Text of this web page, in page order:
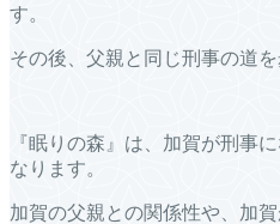
す。
その後、父親と同じ刑事の道を
『眠りの森』は、加賀が刑事
なります。
加賀の父親との関係性や、加